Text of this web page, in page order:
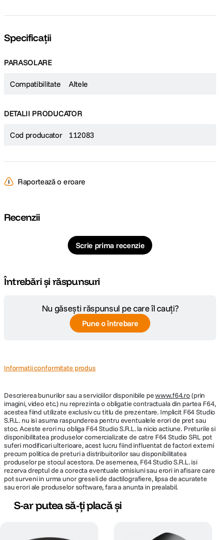
Specificații
PARASOLARE
Compatibilitate Altele
DETALII PRODUCATOR
Cod producator 112083
Raportează o eroare
Recenzii
Scrie prima recenzie
Întrebări și răspunsuri
Nu găsești răspunsul pe care îl cauți?
Pune o întrebare
Informatii conformitate produs
Descrierea bunurilor sau a serviciilor disponibile pewww.f64.ro(prin
imagini, video etc.) nu reprezinta o obligatie contractuala din partea F64,
acestea fiind utilizate exclusiv cu titlu de prezentare. Implicit F64 Studio
S.R.L. nu isi asuma raspunderea pentru eventualele erori de pret sau
stoc. Aceste erori nu obliga F64 Studio S.R.L. la nicio actiune. Preturile si
disponibilitatea produselor comercializate de catre F64 Studio SRL pot
suferi modificari ulterioare, acest lucru fiind influentat de factori externi
precum politica de preturi a distribuitorilor sau disponibilitatea
produselor pe stocul acestora. De asemenea, F64 Studio S.R.L. isi
rezerva dreptul de a corecta eventuale omisiuni sau erori in afisare care
pot surveni in urma unor greseli de dactilografiere, lipsa de acuratete
sau erori ale produselor software, fara a anunta in prealabil.
S-ar putea să-ți placă și